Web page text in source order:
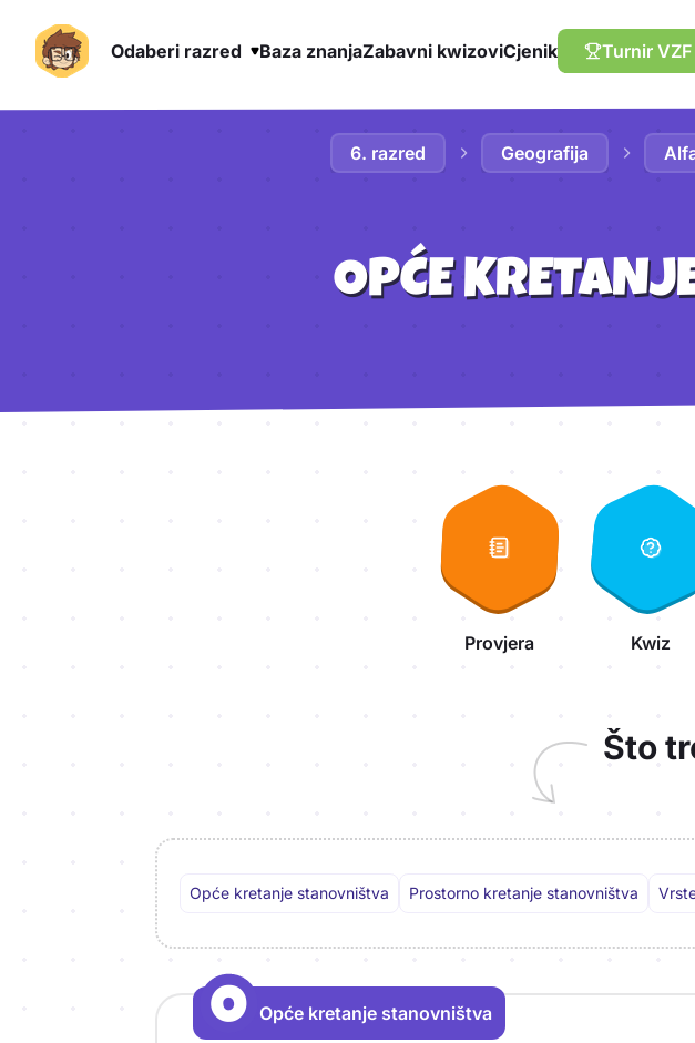
Odaberi razred Baza znanjaZabavni kwizoviCjenik Turnir VZF
6. razred
Geografija
OPĆE
Provjera Kwiz
Što
Opće kretanje stanovništva Prostorno kretanje stanovništva
O
O Opće kretanje stanovništva